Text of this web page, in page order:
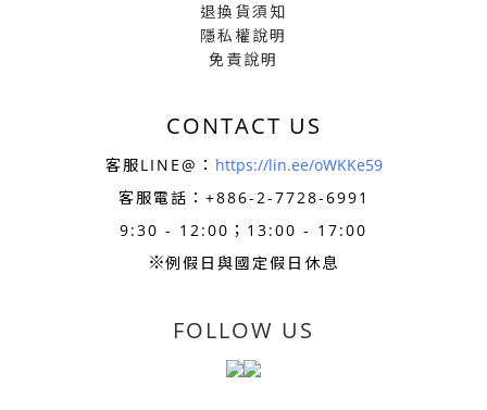
退換貨須知
隱私權說明
免責說明
CONTACT US
客服LINE@： https://lin.ee/oWKKe59
客服電話：+886-2-7728-6991
9:30 - 12:00；13:00 - 17:00
※例假日與國定假日休息
FOLLOW US